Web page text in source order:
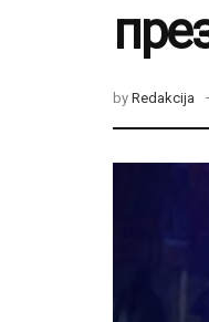
by Redakcija